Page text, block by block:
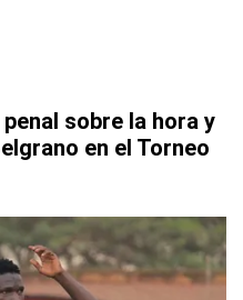
sobre la hora y
en el Torneo